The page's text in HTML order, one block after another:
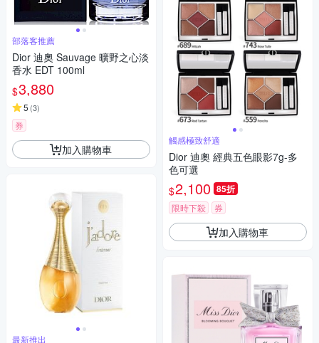
部落客推薦
Dior 迪奧 Sauvage 曠野之心淡
香水 EDT 100ml
$3,880
5 (3)
券
加入購物車
最新推出
觸感極致舒適
Dior 迪奧 經典五色眼影7g-多
色可選
$2,100 85折
限時下殺 券
加入購物車